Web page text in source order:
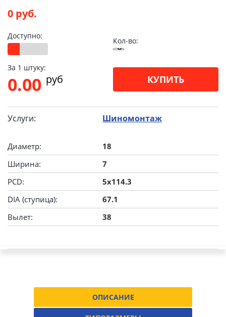
0 руб.
Доступно:
Кол-во:
За 1 штуку:
0.00 pуб КУПИТЬ
Услуги: Шиномонтаж
Диаметр:
18
Ширина:
7
PCD:
5x114.3
DIA (ступица):
67.1
Вылет:
38
ОПИСАНИЕ